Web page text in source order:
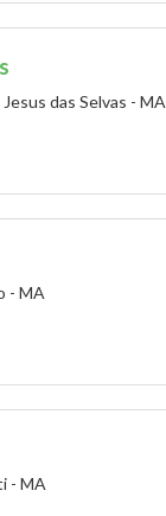
das Selvas - MA
- MA
- MA